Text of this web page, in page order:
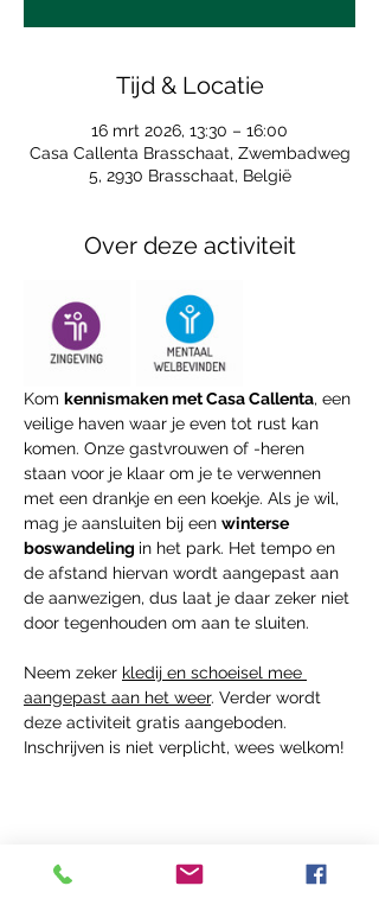
Tijd & Locatie
16 mrt 2026, 13:30 – 16:00
Casa Callenta Brasschaat, Zwembadweg
5, 2930 Brasschaat, België
Over deze activiteit
Kom kennismaken met Casa Callenta, een
veilige haven waar je even tot rust kan
komen. Onze gastvrouwen of -heren
staan voor je klaar om je te verwennen
met een drankje en een koekje. Als je wil,
mag je aansluiten bij een winterse
boswandeling in het park. Het tempo en
de afstand hiervan wordt aangepast aan
de aanwezigen, dus laat je daar zeker niet
door tegenhouden om aan te sluiten.
Neem zeker kledij en schoeisel mee
aangepast aan het weer. Verder wordt
deze activiteit gratis aangeboden.
Inschrijven is niet verplicht, wees welkom!
Deel dit Event